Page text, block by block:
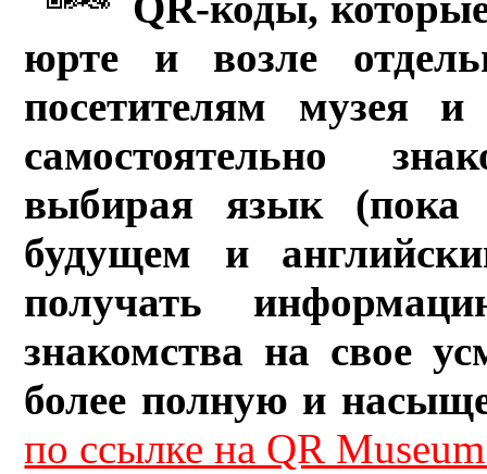
юрте и возле
посетителям музея и
самостоятельно
выбирая язык (пока
будущем и
получать
знакомства на свое
более полную и
по ссылке на QR